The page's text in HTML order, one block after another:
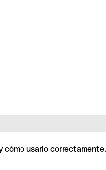
cómo usarlo correctamente.